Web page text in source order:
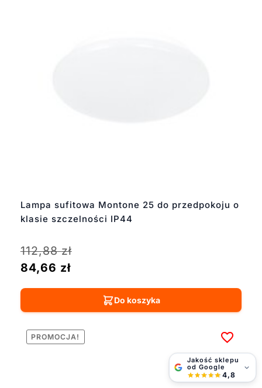
Lampa sufitowa Montone 25 do przedpokoju o
klasie szczelności IP44
112,88zł
84,66 zł
Do koszyka
PROMOCJA!
Jakość sklepu
od Google
4,8